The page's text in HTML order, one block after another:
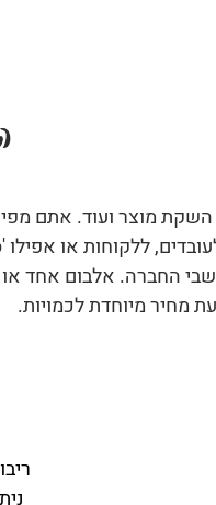
השקת מוצר ועוד. אתם
ללקוחות או
החברה. אלבום אחד או
מחיר מיוחדת לכמויות.
ריבועי